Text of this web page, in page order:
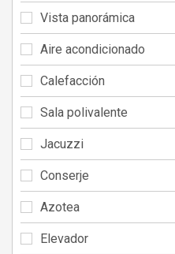
Vista panorámica
Aire acondicionado
Calefacción
Sala polivalente
Jacuzzi
Conserje
Azotea
Elevador